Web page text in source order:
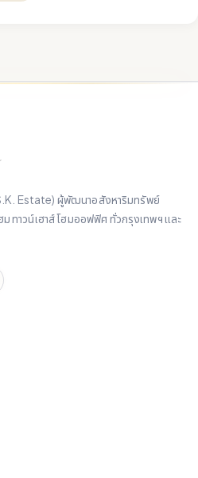
Estate) ผู้พัฒนาอสังหาริมทรัพย์
ทาวน์เฮาส์ โฮมออฟฟิศ ทั่วกรุงเทพฯ และ